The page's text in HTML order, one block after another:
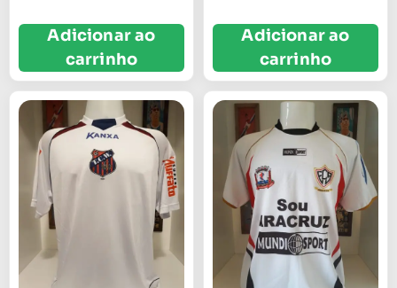
Adicionar ao
carrinho
Adicionar ao
carrinho